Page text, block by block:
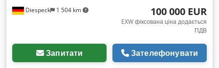
Diespeck 1 504 km 100 000 EUR
EXW фіксована ціна додається
ПДВ
Запитати Зателефонувати